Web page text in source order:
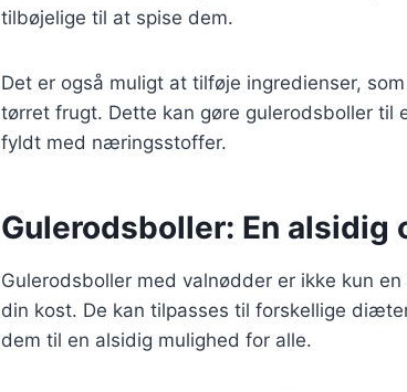
tilbøjelige til at spise dem.
Det er også muligt at tilføje ingredienser,
tørret frugt. Dette kan gøre gulerodsboller til
fyldt med næringsstoffer.
Gulerodsboller: En alsidig
Gulerodsboller med valnødder er ikke kun
din kost. De kan tilpasses til forskellige
dem til en alsidig mulighed for alle.